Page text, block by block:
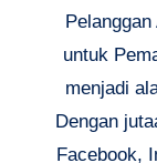
untuk
menjadi
Dengan
Facebook,